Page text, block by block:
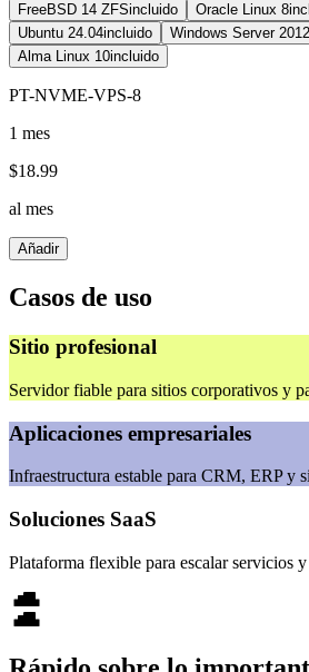
FreeBSD 14 ZFSincluido Oracle Linux 8
Ubuntu 24.04incluido Windows Server
Alma Linux 10incluido
PT-NVME-VPS-8
1 mes
$18.99
al mes
Añadir
Casos de uso
Sitio profesional
Servidor fiable para sitios corporativos y
Aplicaciones empresariales
Infraestructura estable para CRM, ERP y
Soluciones SaaS
Plataforma flexible para escalar servicios